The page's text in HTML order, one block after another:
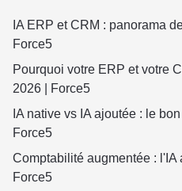
IA ERP et CRM : panorama
Force5
Pourquoi votre ERP et votre
2026 | Force5
IA native vs IA ajoutée : le
Force5
Comptabilité augmentée : l'IA
Force5